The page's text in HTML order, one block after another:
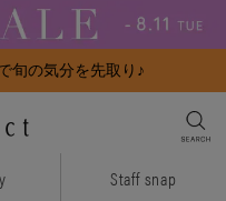
旬の気分を先取り♪
Staff snap